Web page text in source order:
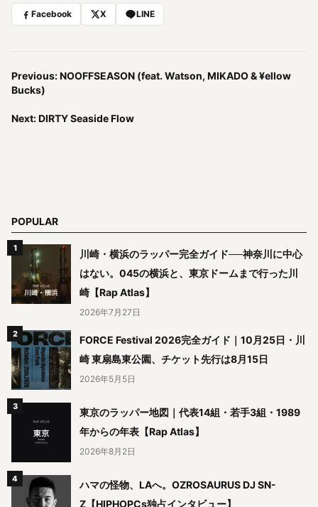
Facebook X LINE
Previous: NOOFFSEASON (feat. Watson, MIKADO & ¥ellow
Bucks)
Next: DIRTY Seaside Flow
POPULAR
川崎・横浜のラッパー完全ガイド──神奈川に中心
はない。045の横浜と、東京ドームまで行った川
崎【Rap Atlas】
2026年7月27日
FORCE Festival 2026完全ガイド｜10月25日・川
崎 東扇島東公園、チケット先行は8月15日
2026年5月5日
東京のラッパー地図｜代表14組・若手3組・1989
年からの年表【Rap Atlas】
2026年8月2日
ハマの怪物、LAへ。OZROSAURUS DJ SN-
Z【HIPHOPCs独占インタビュー】